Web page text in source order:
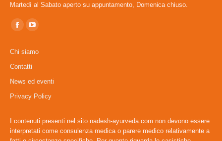
Martedì al Sabato aperto su appuntamento, Domenica chiuso.
Ci puoi trovare su:
Facebook
opens
in
new
window
YouTube
opens
in
new
window
Chi siamo
Contatti
News ed eventi
Privacy Policy
I contenuti presenti nel sito nadesh-ayurveda.com non devono essere
interpretati come consulenza medica o parere medico relativamente a